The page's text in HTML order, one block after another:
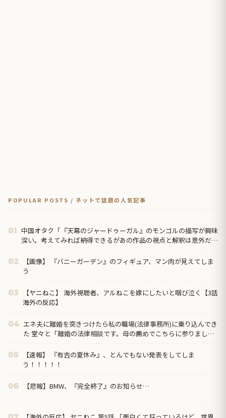
POPULAR POSTS / ネットで話題の人気記事
01 中国オタク「『天幕のジャードゥーガル』のモンゴルの描写が興味
深い。考えてみれば納得できるがあの作品の視点と解釈は意外だっ
02
【画像】 『バニーガーデン』のフィギュア、マン肉が見えてしま
う
03
【ヤニねこ】 海外視聴者、アルねこを嫁にしたいと咽び泣く【3話
海外の反応】
04 エネ夫に離婚を突きつけたら私の職場(法律事務所)に乗り込んでき
た 堂々と「離婚の法律相談です。母の薦めでこちらに参りまし
05
【速報】 『有吉の夏休み』、とんでもない発表をしてしま
う！！！！！
06 【悲報】BMW、『完全終了』のお知らせ…